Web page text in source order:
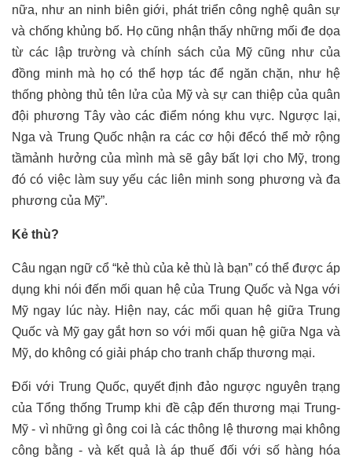
nữa, như an ninh biên giới, phát triển công nghệ quân sự
và chống khủng bố. Họ cũng nhận thấy những mối đe dọa
từ các lập trường và chính sách của Mỹ cũng như của
đồng minh mà họ có thể hợp tác để ngăn chặn, như hệ
thống phòng thủ tên lửa của Mỹ và sự can thiệp của quân
đội phương Tây vào các điểm nóng khu vực. Ngược lại,
Nga và Trung Quốc nhận ra các cơ hội đểcó thể mở rộng
tầmảnh hưởng của mình mà sẽ gây bất lợi cho Mỹ, trong
đó có việc làm suy yếu các liên minh song phương và đa
phương của Mỹ”.
Kẻ thù?
Câu ngạn ngữ cổ “kẻ thù của kẻ thù là bạn” có thể được áp
dụng khi nói đến mối quan hệ của Trung Quốc và Nga với
Mỹ ngay lúc này. Hiện nay, các mối quan hệ giữa Trung
Quốc và Mỹ gay gắt hơn so với mối quan hệ giữa Nga và
Mỹ, do không có giải pháp cho tranh chấp thương mại.
Đối với Trung Quốc, quyết định đảo ngược nguyên trạng
của Tổng thống Trump khi đề cập đến thương mại Trung-
Mỹ - vì những gì ông coi là các thông lệ thương mại không
công bằng - và kết quả là áp thuế đối với số hàng hóa